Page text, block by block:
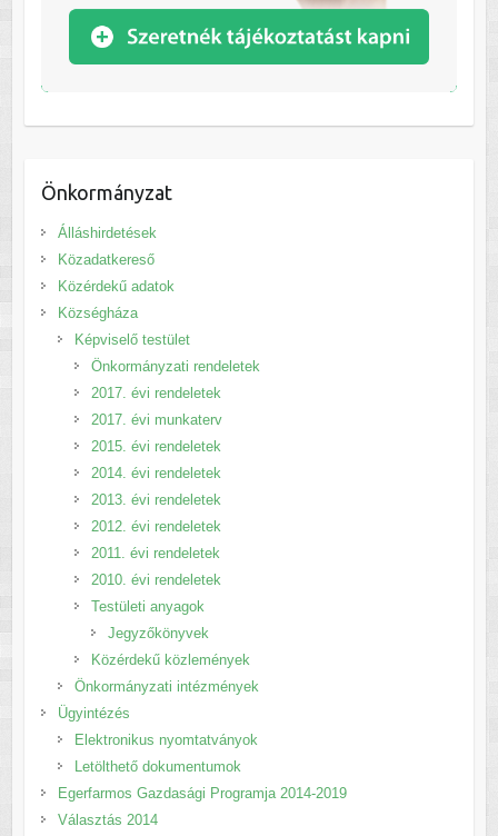
Önkormányzat
Álláshirdetések
Közadatkereső
Közérdekű adatok
Községháza
Képviselő testület
Önkormányzati rendeletek
2017. évi rendeletek
2017. évi munkaterv
2015. évi rendeletek
2014. évi rendeletek
2013. évi rendeletek
2012. évi rendeletek
2011. évi rendeletek
2010. évi rendeletek
Testületi anyagok
Jegyzőkönyvek
Közérdekű közlemények
Önkormányzati intézmények
Ügyintézés
Elektronikus nyomtatványok
Letölthető dokumentumok
Egerfarmos Gazdasági Programja 2014-2019
Választás 2014